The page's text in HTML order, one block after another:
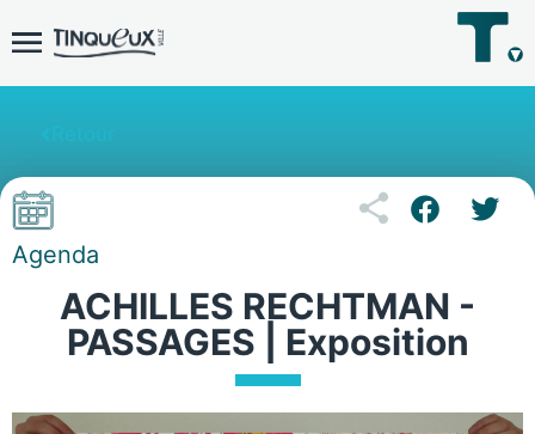
Agenda
ACHILLES RECHTMAN -
PASSAGES | Exposition